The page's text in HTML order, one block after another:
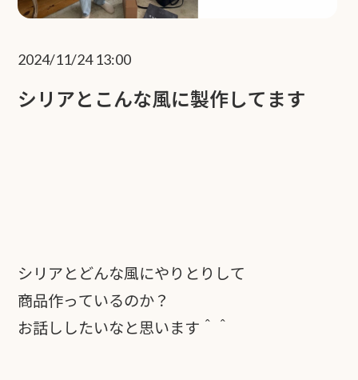
シリアとこんな風に製作してます
2024/11/24 13:00
シリアとどんな風にやりとりして
商品作っているのか？
お話ししたいなと思います＾＾